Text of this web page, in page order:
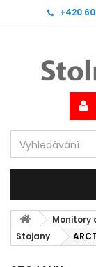
+420
Monitory
Stojany